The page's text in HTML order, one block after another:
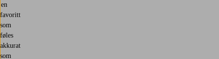
en
favoritt
som
føles
akkurat
som